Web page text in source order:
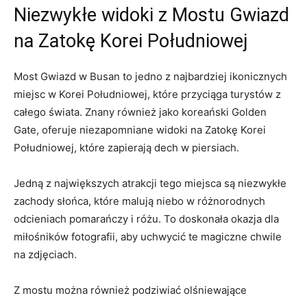
Niezwykłe ‍widoki z Mostu Gwiazd
na Zatokę Korei Południowej
Most Gwiazd⁤ w Busan to jedno z najbardziej ikonicznych
miejsc w Korei Południowej, które przyciąga turystów z
całego świata.⁣ Znany również jako koreański Golden
‍Gate, oferuje niezapomniane widoki na Zatokę Korei
Południowej, które ⁣zapierają dech w‌ piersiach.
Jedną z największych atrakcji tego miejsca są niezwykłe
zachody słońca, które malują niebo w różnorodnych
odcieniach​ pomarańczy i różu. To ​doskonała okazja dla
miłośników fotografii, aby uchwycić te magiczne chwile
na zdjęciach.
Z mostu ​można również podziwiać ⁣olśniewające